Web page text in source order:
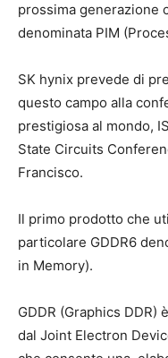
prossima generazione
denominata PIM
SK hynix prevede di
questo campo alla
prestigiosa al mondo,
State Circuits
Francisco.
Il primo prodotto che
particolare GDDR6
in Memory).
GDDR (Graphics
dal Joint Electron